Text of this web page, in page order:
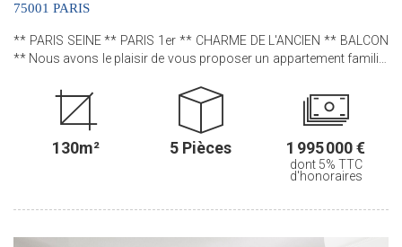
75001 PARIS
** PARIS SEINE ** PARIS 1er ** CHARME DE L'ANCIEN ** BALCON
** Nous avons le plaisir de vous proposer un appartement familial
de tout le CHARME et du CACHET de l'ANCIEN avec son parquet,
ses moulures et ses cheminées D'une superficie de 130 m² et
10m² de BALCON filant, ce bien situé au CINQUIEME ETAGE avec
ASCENSEUR comprend : une entrée, un séjour, une salle à manger,
une cuisine séparée, trois chambres, un bureau, une salle de bains,
une salle d'eau et des water-closets séparés. Deux caves
Saint-Roch - PARIS 1 Agence Cherche-Midi - 59 rue du Cherche-Midi
130m² 5 Pièces 1 995 000 €
dont 5% TTC
d'honoraires